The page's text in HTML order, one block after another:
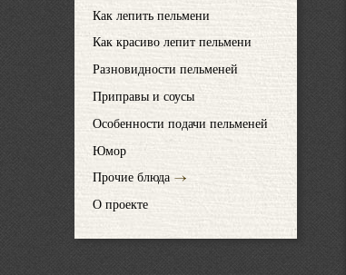
Как лепить пельмени
Как красиво лепит пельмени
Разновидности пельменей
Приправы и соусы
Особенности подачи пельменей
Юмор
Прочие блюда
О проекте